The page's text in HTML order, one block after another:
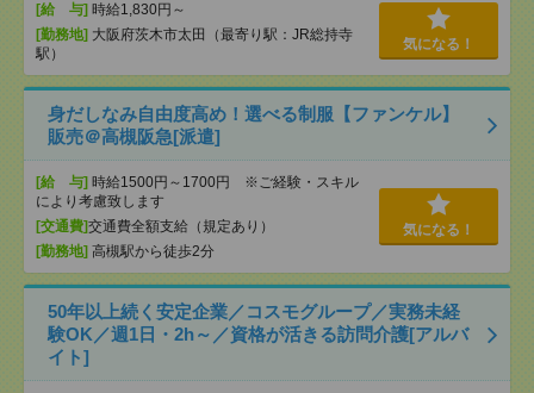
[給 与] 時給1,830円～
[勤務地] 大阪府茨木市太田（最寄り駅：JR総持寺
駅）
気になる！
身だしなみ自由度高め！選べる制服【ファンケル】
販売＠高槻阪急[派遣]
[給 与] 時給1500円～1700円 ※ご経験・スキル
により考慮致します
[交通費]交通費全額支給（規定あり）
[勤務地] 高槻駅から徒歩2分
気になる！
50年以上続く安定企業／コスモグループ／実務未経
験OK／週1日・2h～／資格が活きる訪問介護[アルバ
イト]